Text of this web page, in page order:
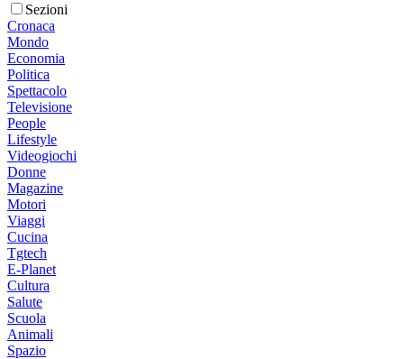
Sezioni
Cronaca
Mondo
Economia
Politica
Spettacolo
Televisione
People
Lifestyle
Videogiochi
Donne
Magazine
Motori
Viaggi
Cucina
Tgtech
E-Planet
Cultura
Salute
Scuola
Animali
Spazio